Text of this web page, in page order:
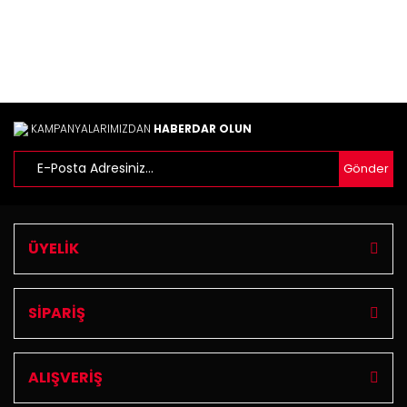
Ürün fiyatı diğer sitelerden daha pahalı.
Bu ürüne benzer farklı alternatifler olmalı.
KAMPANYALARIMIZDAN HABERDAR OLUN
Gönder
ÜYELİK
SİPARİŞ
ALIŞVERİŞ